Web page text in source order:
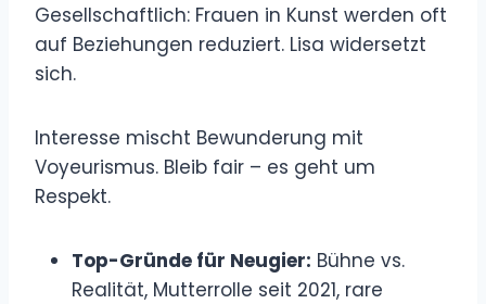
Gesellschaftlich: Frauen in Kunst werden oft
auf Beziehungen reduziert. Lisa widersetzt
sich.
Interesse mischt Bewunderung mit
Voyeurismus. Bleib fair – es geht um
Respekt.
Top-Gründe für Neugier: Bühne vs.
Realität, Mutterrolle seit 2021, rare